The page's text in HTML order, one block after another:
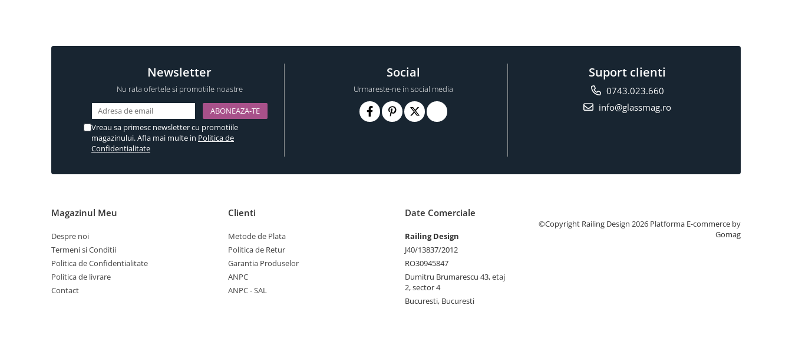
Newsletter
Nu rata ofertele si promotiile noastre
Vreau sa primesc newsletter cu promotiile
magazinului. Afla mai multe in Politica de
Confidentialitate
Social
Urmareste-ne in social media
Suport clienti
0743.023.660
info@glassmag.ro
Magazinul Meu
Despre noi
Termeni si Conditii
Politica de Confidentialitate
Politica de livrare
Contact
Clienti
Metode de Plata
Politica de Retur
Garantia Produselor
ANPC
ANPC - SAL
Date Comerciale
Railing Design
J40/13837/2012
RO30945847
Dumitru Brumarescu 43, etaj
2, sector 4
Bucuresti, Bucuresti
©Copyright Railing Design 2026 Platforma E-commerce by
Gomag